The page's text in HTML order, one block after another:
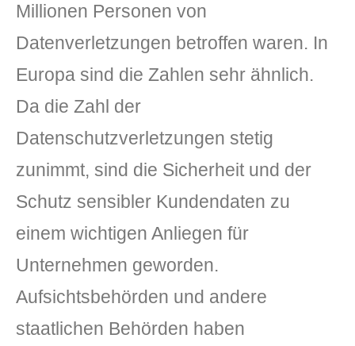
Hilfe
DLH Stick Bedienungsanleitung
Videoanleitung und Manual
Millionen Personen von
Datenverletzungen betroffen waren. In
Europa sind die Zahlen sehr ähnlich.
Da die Zahl der
Datenschutzverletzungen stetig
zunimmt, sind die Sicherheit und der
Schutz sensibler Kundendaten zu
einem wichtigen Anliegen für
Unternehmen geworden.
Aufsichtsbehörden und andere
staatlichen Behörden haben